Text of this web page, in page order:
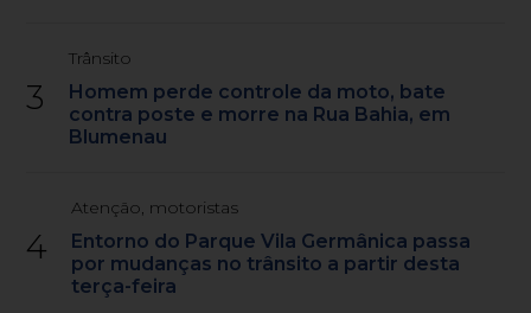
3
Trânsito
Homem perde controle da moto, bate
contra poste e morre na Rua Bahia, em
Blumenau
4
Atenção, motoristas
Entorno do Parque Vila Germânica passa
por mudanças no trânsito a partir desta
terça-feira